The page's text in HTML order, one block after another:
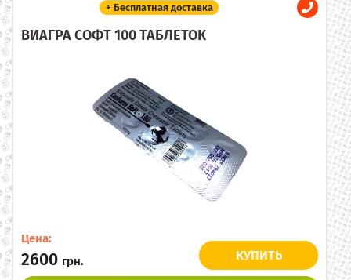
+ Бесплатная доставка
ВИАГРА СОФТ 100 ТАБЛЕТОК
Цена:
2600 грн. КУПИТЬ